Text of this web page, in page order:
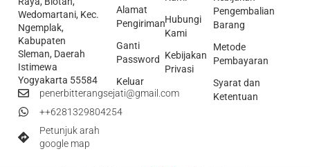
Alamat
Pengiriman
Ganti
Password
Keluar
Hubungi
Kami
Kebijakan
Privasi
Pengembalian
Barang
Metode
Pembayaran
Syarat dan
Ketentuan
Wedomartani, Kec.
Ngemplak,
Kabupaten
Sleman, Daerah
Istimewa
Yogyakarta 55584
penerbitterangsejati@gmail.com
++6281329804254
Petunjuk arah
google map